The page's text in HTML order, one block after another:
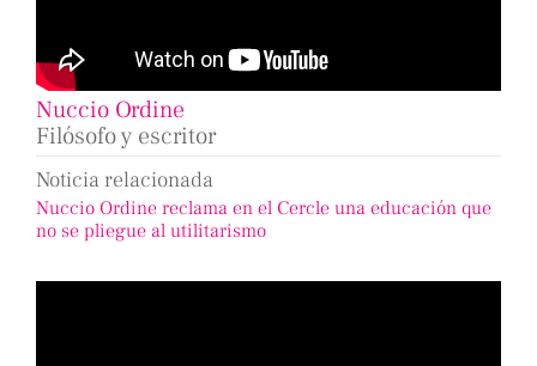
Nuccio Ordine
Filósofo y escritor
Noticia relacionada
Nuccio Ordine reclama en el Cercle una educación que
no se pliegue al utilitarismo